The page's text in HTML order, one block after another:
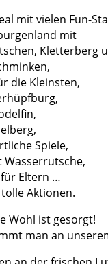
mit vielen Fun-
mit
Kletterberg
die Kleinsten,
Spiele,
Eltern …
Aktionen.
Wohl ist gesorgt!
man an